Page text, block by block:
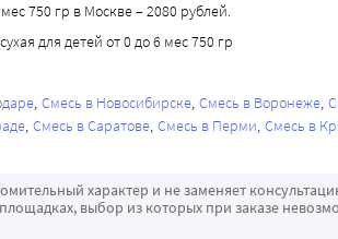
750 гр в Москве – 2080 рублей.
для детей от 0 до 6 мес 750 гр
Смесь в Новосибирске Смесь в Воронеже
Смесь в Саратове Смесь в Перми Смесь в
характер и не заменяет
выбор из которых при заказе